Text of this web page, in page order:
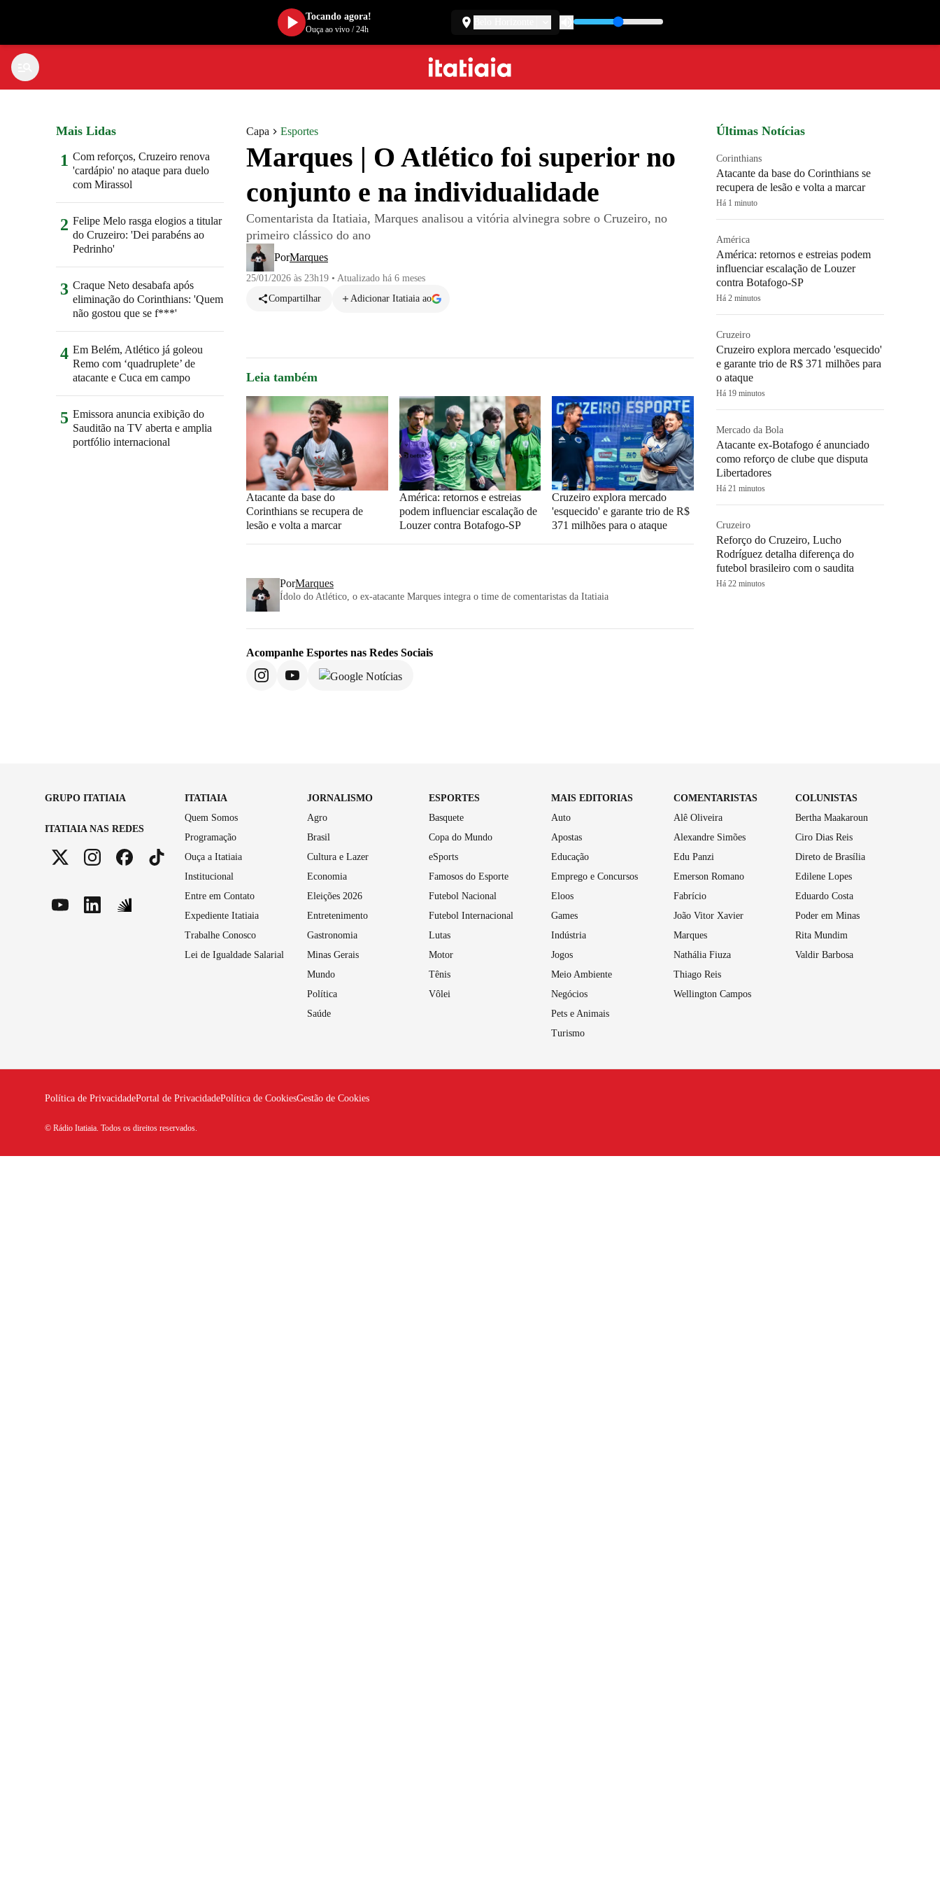
Capa Esportes
Marques | O Atlético foi superior no
conjunto e na individualidade
Comentarista da Itatiaia, Marques analisou a vitória alvinegra sobre o Cruzeiro, no
primeiro clássico do ano
PorMarques
25/01/2026 às 23h19 • Atualizado há 6 meses
Compartilhar
Adicionar Itatiaia ao
Leia também
Atacante da base do
Corinthians se recupera de
lesão e volta a marcar
América: retornos e estreias
podem influenciar escalação de
Louzer contra Botafogo-SP
Cruzeiro explora mercado
'esquecido' e garante trio de R$
371 milhões para o ataque
PorMarques
Ídolo do Atlético, o ex-atacante Marques integra o time de comentaristas da Itatiaia
Acompanhe Esportes nas Redes Sociais
Mais Lidas
1 Com reforços, Cruzeiro renova
'cardápio' no ataque para duelo
com Mirassol
2 Felipe Melo rasga elogios a titular
do Cruzeiro: 'Dei parabéns ao
Pedrinho'
3 Craque Neto desabafa após
eliminação do Corinthians: 'Quem
não gostou que se f***'
4 Em Belém, Atlético já goleou
Remo com ‘quadruplete’ de
atacante e Cuca em campo
5 Emissora anuncia exibição do
Sauditão na TV aberta e amplia
portfólio internacional
Últimas Notícias
Corinthians
Atacante da base do Corinthians se
recupera de lesão e volta a marcar
Há 1 minuto
América
América: retornos e estreias podem
influenciar escalação de Louzer
contra Botafogo-SP
Há 2 minutos
Cruzeiro
Cruzeiro explora mercado 'esquecido'
e garante trio de R$ 371 milhões para
o ataque
Há 19 minutos
Mercado da Bola
Atacante ex-Botafogo é anunciado
como reforço de clube que disputa
Libertadores
Há 21 minutos
Cruzeiro
Reforço do Cruzeiro, Lucho
Rodríguez detalha diferença do
futebol brasileiro com o saudita
Há 22 minutos
GRUPO ITATIAIA
ITATIAIA NAS REDES
ITATIAIA
Quem Somos
Programação
Ouça a Itatiaia
Institucional
Entre em Contato
Expediente Itatiaia
Trabalhe Conosco
Lei de Igualdade Salarial
JORNALISMO
Agro
Brasil
Cultura e Lazer
Economia
Eleições 2026
Entretenimento
Gastronomia
Minas Gerais
Mundo
Política
Saúde
ESPORTES
Basquete
Copa do Mundo
eSports
Famosos do Esporte
Futebol Nacional
Futebol Internacional
Lutas
Motor
Tênis
Vôlei
MAIS EDITORIAS
Auto
Apostas
Educação
Emprego e Concursos
Eloos
Games
Indústria
Jogos
Meio Ambiente
Negócios
Pets e Animais
Turismo
COMENTARISTAS
Alê Oliveira
Alexandre Simões
Edu Panzi
Emerson Romano
Fabrício
João Vitor Xavier
Marques
Nathália Fiuza
Thiago Reis
Wellington Campos
COLUNISTAS
Bertha Maakaroun
Ciro Dias Reis
Direto de Brasília
Edilene Lopes
Eduardo Costa
Poder em Minas
Rita Mundim
Valdir Barbosa
Política de PrivacidadePortal de PrivacidadePolítica de CookiesGestão de Cookies
© Rádio Itatiaia. Todos os direitos reservados.
Tocando agora!
Ouça ao vivo/24h